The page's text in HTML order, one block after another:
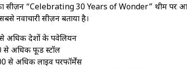
सीज़न “Celebrating 30 Years of Wonder” थीम पर
नवाचारी सीज़न बताया है।
अधिक देशों के पवेलियन
से अधिक फूड स्टॉल
से अधिक लाइव परफॉर्मेंस